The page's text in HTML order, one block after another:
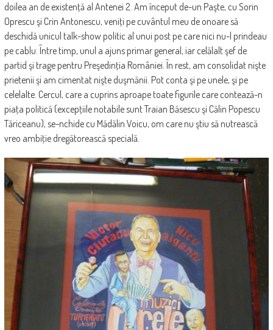
doilea an de existenţă al Antenei 2. Am început de-un Paşte, cu Sorin
Oprescu şi Crin Antonescu, veniţi pe cuvântul meu de onoare să
deschidă unicul talk-show politic al unui post pe care nici nu-l prindeau
pe cablu. Între timp, unul a ajuns primar general, iar celălalt şef de
partid şi trage pentru Preşedinţia României. În rest, am consolidat nişte
prietenii şi am cimentat nişte duşmănii. Pot conta şi pe unele, şi pe
celelalte. Cercul, care a cuprins aproape toate figurile care contează-n
piaţa politică (excepţiile notabile sunt Traian Băsescu şi Călin Popescu
Tăriceanu), se-nchide cu Mădălin Voicu, om care nu ştiu să nutrească
vreo ambiţie dregătorească specială.